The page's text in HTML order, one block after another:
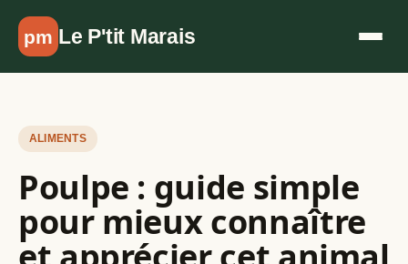
Aller au contenu
pm Le P'tit Marais
ALIMENTS
Poulpe : guide simple
pour mieux connaître